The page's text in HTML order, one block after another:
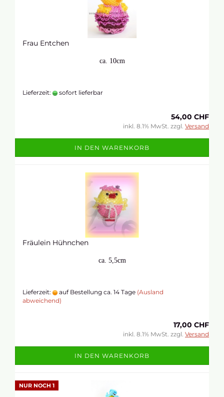
Frau Entchen
ca. 10cm
Lieferzeit: sofort lieferbar
54,00 CHF
inkl. 8.1% MwSt. zzgl. Versand
IN DEN WARENKORB
Fräulein Hühnchen
ca. 5,5cm
Lieferzeit: auf Bestellung ca. 14 Tage (Ausland
abweichend)
17,00 CHF
inkl. 8.1% MwSt. zzgl. Versand
IN DEN WARENKORB
NUR NOCH 1